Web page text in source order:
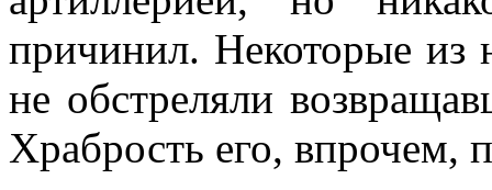
причинил. Некоторые из
не обстреляли
Храбрость его, впрочем,